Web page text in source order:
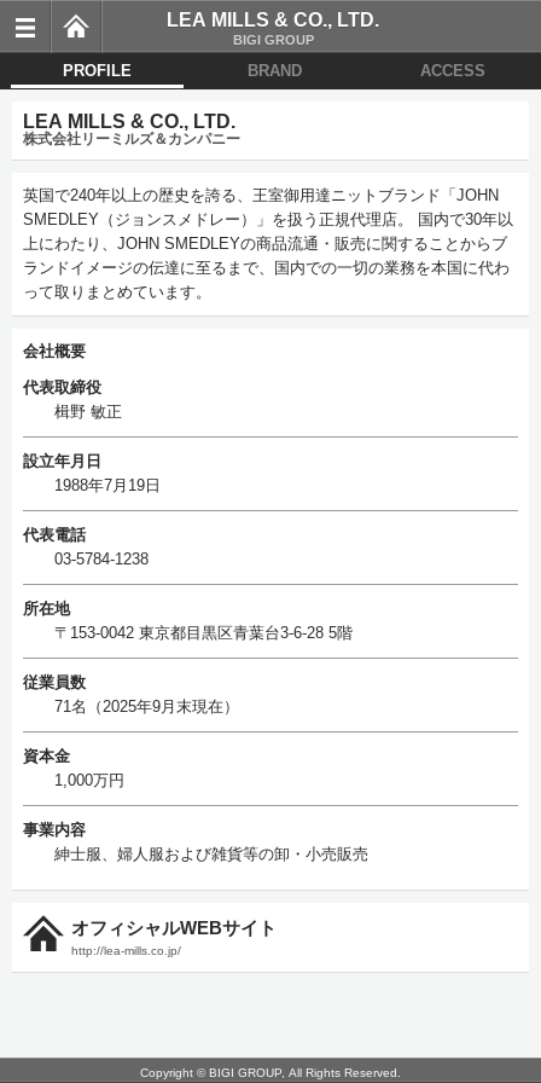
LEA MILLS & CO., LTD.
BIGI GROUP
Copyright © BIGI GROUP, All Rights Reserved.
PROFILE BRAND ACCESS
LEA MILLS & CO., LTD.
株式会社リーミルズ＆カンパニー
英国で240年以上の歴史を誇る、王室御用達ニットブランド「JOHN
SMEDLEY（ジョンスメドレー）」を扱う正規代理店。 国内で30年以
上にわたり、JOHN SMEDLEYの商品流通・販売に関することからブ
ランドイメージの伝達に至るまで、国内での一切の業務を本国に代わ
って取りまとめています。
会社概要
代表取締役
楫野 敏正
設立年月日
1988年7月19日
代表電話
03-5784-1238
所在地
〒153-0042 東京都目黒区青葉台3-6-28 5階
従業員数
71名（2025年9月末現在）
資本金
1,000万円
事業内容
紳士服、婦人服および雑貨等の卸・小売販売
オフィシャルWEBサイト
http://lea-mills.co.jp/